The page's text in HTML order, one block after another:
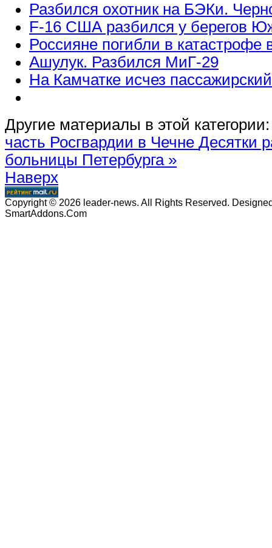
Разбился охотник на БЭКи.
F-16 США разбился у берегов
Россияне погибли в катастрофе
Ашулук. Разбился МиГ-29
На Камчатке исчез
Другие материалы в этой категории:
часть Росгвардии в Чечне Десятки
больницы Петербурга »
Наверх
Copyright © 2026 leader-news. All Rights Reserved.
SmartAddons.Com